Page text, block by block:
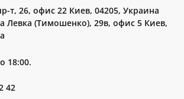
т, 26, офис 22 Киев, 04205, Украина
Левка (Тимошенко), 29в, офис 5 Киев,
18:00.
42